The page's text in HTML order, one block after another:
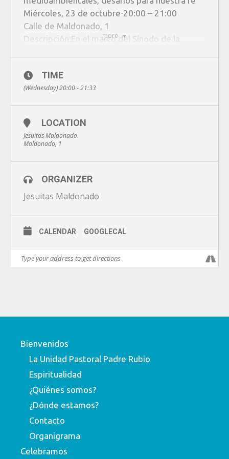
more
Miércoles, 23 de octubre⋅20:00 – 21:00
Calle de Maldonado, 1
Descripción:En el marco del Sínodo de la
La primera de ellas es:
Los retos medioambientales, desafíos para
nuestra fe, de la mano de José Ignacio García
TIME
(Wednesday) 20:00 - 21:33
LOCATION
Jesuitas Maldonado
Maldonado, 1
ORGANIZER
Jesuitas Maldonado
CALENDAR GOOGLECAL
Bienvenidos
La Unidad Pastoral Padre Rubio
Espiritualidad
¿Quiénes somos?
¿Dónde estamos?
Contacto
Organigrama
Celebramos